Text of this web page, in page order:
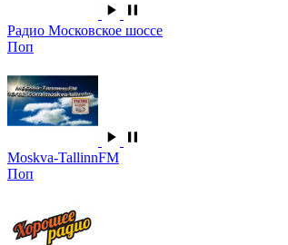
Радио Московское шоссе
Поп
Moskva-TallinnFM
Поп